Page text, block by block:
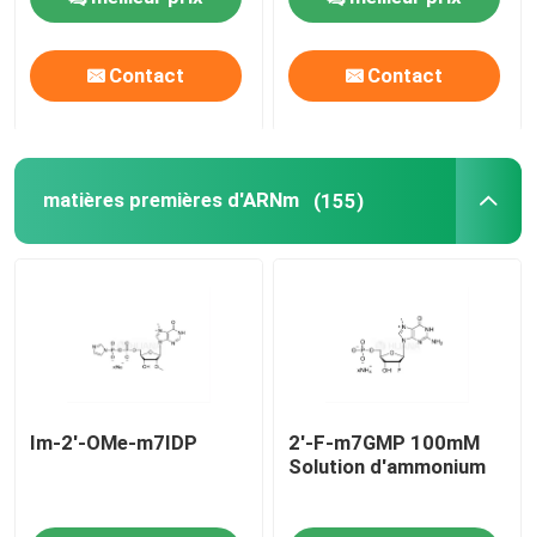
Au sujet de nous
Nouvelles
CAS
Les phosphates et leurs dérivés
Contact Contact
matières premières d'ARNm (155)
Im-2'-OMe-m7IDP
2'-F-m7GMP 100mM
Solution d'ammonium